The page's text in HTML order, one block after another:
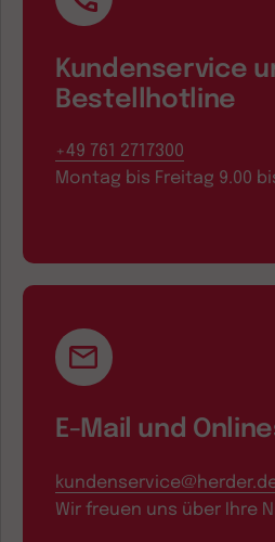
Kundenservice
Bestellhotline
+49 761 2717300
Montag bis Freitag 9.00
E-Mail und
Wir freuen uns über Ihre